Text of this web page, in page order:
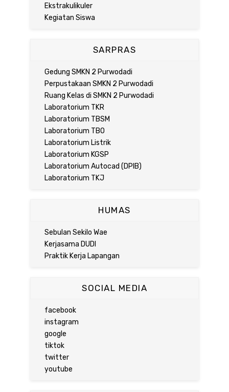
Ekstrakulikuler
Kegiatan Siswa
SARPRAS
Gedung SMKN 2 Purwodadi
Perpustakaan SMKN 2 Purwodadi
Ruang Kelas di SMKN 2 Purwodadi
Laboratorium TKR
Laboratorium TBSM
Laboratorium TBO
Laboratorium Listrik
Laboratorium KGSP
Laboratorium Autocad (DPIB)
Laboratorium TKJ
HUMAS
Sebulan Sekilo Wae
Kerjasama DUDI
Praktik Kerja Lapangan
SOCIAL MEDIA
facebook
instagram
google
tiktok
twitter
youtube